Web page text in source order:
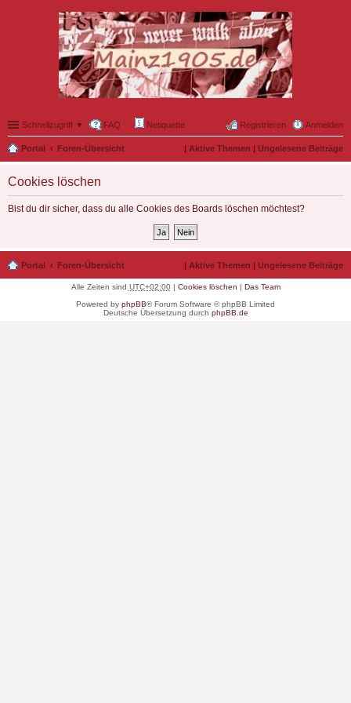
Schnellzugriff ▼ FAQ Netiquette Anmelden
Registrieren
Portal Foren-Übersicht | Aktive Themen | Ungelesene Beiträge
Cookies löschen
Bist du dir sicher, dass du alle Cookies des Boards löschen möchtest?
Portal Foren-Übersicht | Aktive Themen | Ungelesene Beiträge
Alle Zeiten sind UTC+02:00| Cookies löschen | Das Team
Powered by phpBB® Forum Software © phpBB Limited
Deutsche Übersetzung durch phpBB.de